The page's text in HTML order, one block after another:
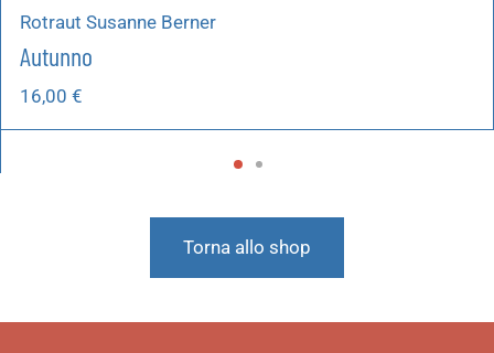
Rotraut Susanne Berner
Autunno
16,00 €
Torna allo shop